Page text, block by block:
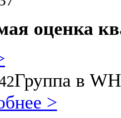
оценка
Группа в
>